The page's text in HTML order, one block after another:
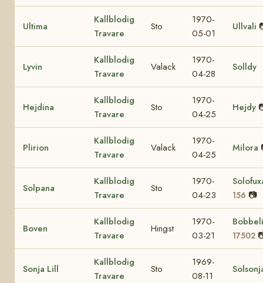
Ultima
Kallblodig
Travare
Sto
1970-
05-01
Ullvali
Lyvin
Kallblodig
Travare
Valack
1970-
04-28
Solldy
Hejdina
Kallblodig
Travare
Sto
1970-
04-25
Hejdy
Plirion
Kallblodig
Travare
Valack
1970-
04-25
Milora
Solpana
Kallblodig
Travare
Sto
1970-
04-23
156 📷
Boven
Kallblodig
Travare
Hingst
1970-
03-21
17502
Sonja Lill
Kallblodig
Travare
Sto
1969-
08-11